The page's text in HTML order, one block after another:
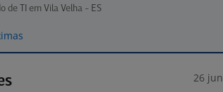
de TI em Vila Velha - ES
26 jun